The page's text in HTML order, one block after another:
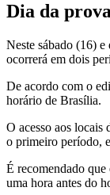
Dia da
Neste sábado (16)
ocorrerá em dois
De acordo com o
horário de Brasília.
O acesso aos locais
o primeiro período,
É recomendado
uma hora antes do